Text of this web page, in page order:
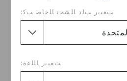
ﺖﻐﻴﻳﺭ ﺐﻟﺩ ﺎﻠﺸﺤﻧ ﺎﻠﺧﺎﺻ ﺐﻛ:
ﺖﻐﻴﻳﺭ ﺎﻠﻠﻏﺓ:
جيلي آيس بوب